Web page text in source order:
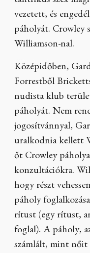
vezetett, és
páholyát. Crowley
Williamson-nal.
Középidőben,
Forrestből
nudista klub
páholyát. Nem
jogosítvánnyal,
uralkodnia kellett
őt Crowley
konzultációkra.
hogy részt
páholy
rítust (egy rítust,
foglal). A páholy,
számlált, mint nőit